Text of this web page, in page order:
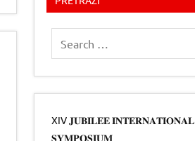
XIV 𝐉𝐔𝐁𝐈𝐋𝐄𝐄 𝐈𝐍𝐓𝐄𝐑𝐍𝐀𝐓𝐈𝐎𝐍𝐀𝐋
𝐒𝐘𝐌𝐏𝐎𝐒𝐈𝐔𝐌